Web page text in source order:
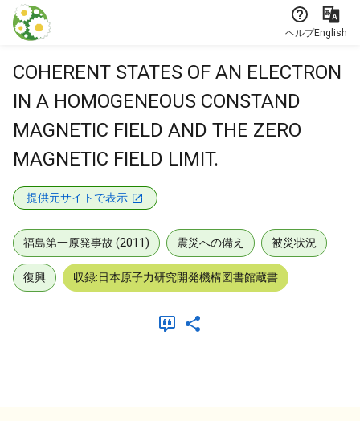
本文に飛ぶ
ヘルプEnglish
COHERENT STATES OF AN ELECTRON
IN A HOMOGENEOUS CONSTAND
MAGNETIC FIELD AND THE ZERO
MAGNETIC FIELD LIMIT.
提供元サイトで表示
福島第一原発事故 (2011) 震災への備え 被災状況
復興 収録:日本原子力研究開発機構図書館蔵書